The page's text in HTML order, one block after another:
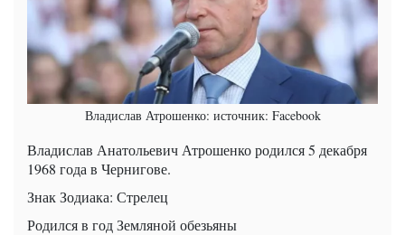
Владислав Атрошенко: источник: Facebook
Владислав Анатольевич Атрошенко родился 5 декабря
1968 года в Чернигове.
Знак Зодиака: Стрелец
Родился в год Земляной обезьяны